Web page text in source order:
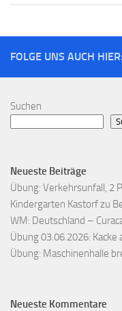
FOLGE UNS AUCH HIER:
Suchen
Neueste Beiträge
Übung: Verkehrsunfall, 2
Kindergarten Kastorf zu
WM: Deutschland –
Übung 03.06.2026: Kacke
Übung: Maschinenhalle
Neueste Kommentare